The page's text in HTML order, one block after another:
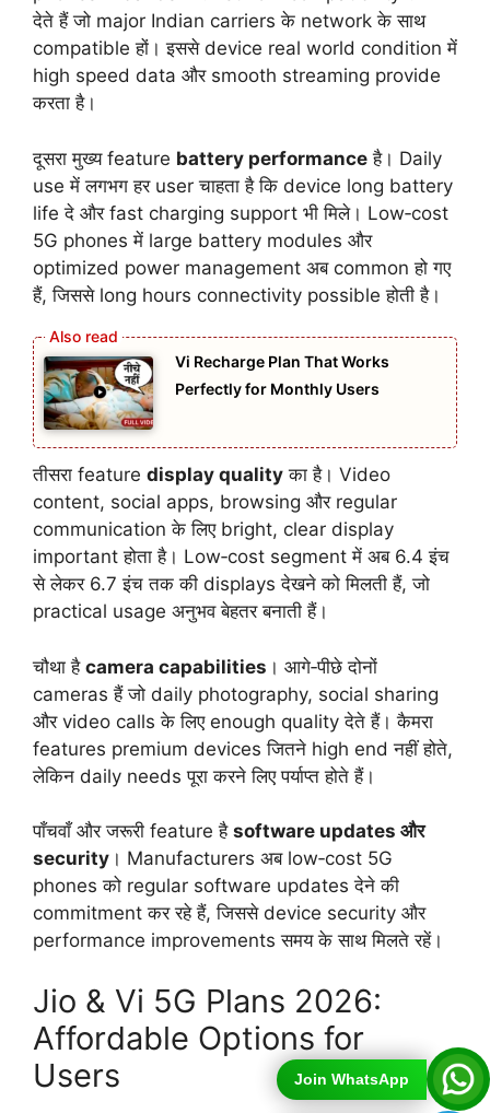
Join WhatsApp
देते हैं जो major Indian carriers के network के साथ
compatible हों। इससे device real world condition में
high speed data और smooth streaming provide
करता है।
दूसरा मुख्य feature battery performance है। Daily
use में लगभग हर user चाहता है कि device long battery
life दे और fast charging support भी मिले। Low‑cost
5G phones में large battery modules और
optimized power management अब common हो गए
हैं, जिससे long hours connectivity possible होती है।
Vi Recharge Plan That Works
Perfectly for Monthly Users
तीसरा feature display quality का है। Video
content, social apps, browsing और regular
communication के लिए bright, clear display
important होता है। Low‑cost segment में अब 6.4 इंच
से लेकर 6.7 इंच तक की displays देखने को मिलती हैं, जो
practical usage अनुभव बेहतर बनाती हैं।
चौथा है camera capabilities । आगे‑पीछे दोनों
cameras हैं जो daily photography, social sharing
और video calls के लिए enough quality देते हैं। कैमरा
features premium devices जितने high end नहीं होते,
लेकिन daily needs पूरा करने लिए पर्याप्त होते हैं।
पाँचवाँ और जरूरी feature है software updates और
security । Manufacturers अब low‑cost 5G
phones को regular software updates देने की
commitment कर रहे हैं, जिससे device security और
performance improvements समय के साथ मिलते रहें।
Jio & Vi 5G Plans 2026:
Affordable Options for
Users